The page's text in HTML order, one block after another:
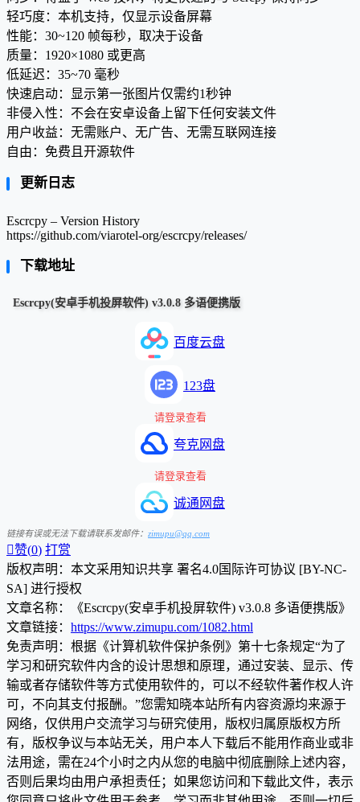
轻巧度：本机支持，仅显示设备屏幕
性能：30~120 帧每秒，取决于设备
质量：1920×1080 或更高
低延迟：35~70 毫秒
快速启动：显示第一张图片仅需约1秒钟
非侵入性：不会在安卓设备上留下任何安装文件
用户收益：无需账户、无广告、无需互联网连接
自由：免费且开源软件
更新日志
Escrcpy – Version History
https://github.com/viarotel-org/escrcpy/releases/
下载地址
Escrcpy(安卓手机投屏软件) v3.0.8 多语便携版
百度云盘
123盘
请登录查看
夸克网盘
请登录查看
诚通网盘
链接有误或无法下载请联系发邮件： zimupu@qq.com
赞(0) 打赏
版权声明：本文采用知识共享 署名4.0国际许可协议 [BY-NC-
SA] 进行授权
文章名称：《Escrcpy(安卓手机投屏软件) v3.0.8 多语便携版》
文章链接： https://www.zimupu.com/1082.html
免责声明：根据《计算机软件保护条例》第十七条规定“为了
学习和研究软件内含的设计思想和原理，通过安装、显示、传
输或者存储软件等方式使用软件的，可以不经软件著作权人许
可，不向其支付报酬。”您需知晓本站所有内容资源均来源于
网络，仅供用户交流学习与研究使用，版权归属原版权方所
有，版权争议与本站无关，用户本人下载后不能用作商业或非
法用途，需在24个小时之内从您的电脑中彻底删除上述内容，
否则后果均由用户承担责任；如果您访问和下载此文件，表示